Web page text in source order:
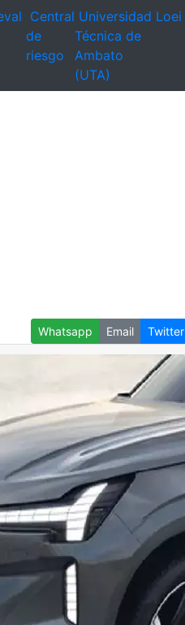
Central
de
riesgo
Universidad
Técnica de
Ambato
(UTA)
Loei
Whatsapp Email Twitter